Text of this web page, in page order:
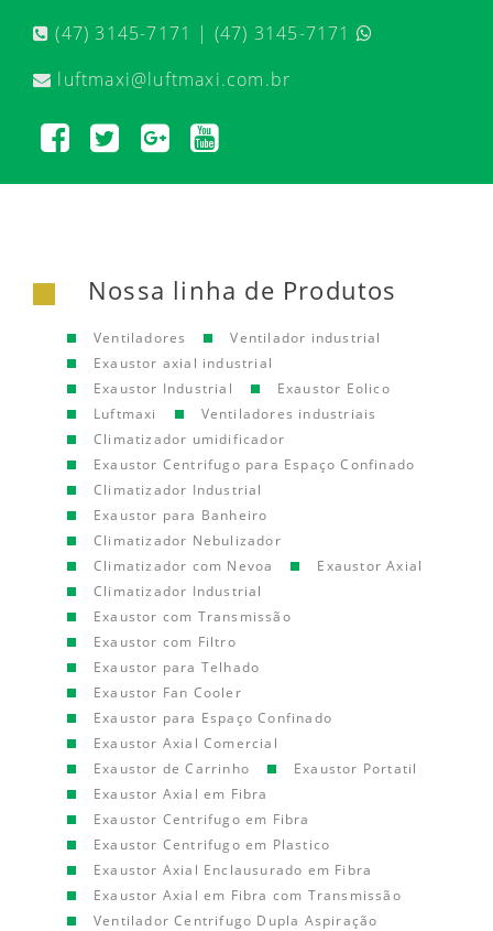
(47) 3145-7171 | (47) 3145-7171
luftmaxi@luftmaxi.com.br
Nossa linha de Produtos
Ventiladores
Ventilador industrial
Exaustor axial industrial
Exaustor Industrial
Exaustor Eolico
Luftmaxi
Ventiladores industriais
Climatizador umidificador
Exaustor Centrifugo para Espaço Confinado
Climatizador Industrial
Exaustor para Banheiro
Climatizador Nebulizador
Climatizador com Nevoa
Exaustor Axial
Climatizador Industrial
Exaustor com Transmissão
Exaustor com Filtro
Exaustor para Telhado
Exaustor Fan Cooler
Exaustor para Espaço Confinado
Exaustor Axial Comercial
Exaustor de Carrinho
Exaustor Portatil
Exaustor Axial em Fibra
Exaustor Centrifugo em Fibra
Exaustor Centrifugo em Plastico
Exaustor Axial Enclausurado em Fibra
Exaustor Axial em Fibra com Transmissão
Ventilador Centrifugo Dupla Aspiração